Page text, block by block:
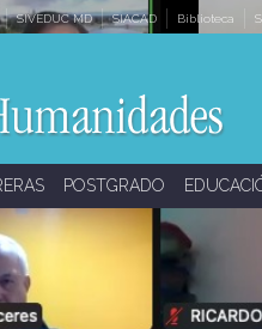
SIVEDUC MD SIACAD Biblioteca
POSTGRADO